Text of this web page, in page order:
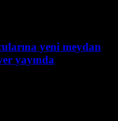
yeni meydan
yayında